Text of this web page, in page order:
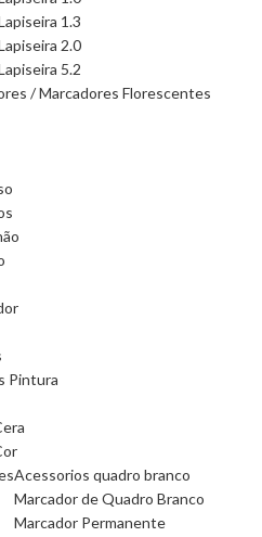
1.3
2.0
5.2
/ Marcadores Florescentes
Pintura
Acessorios quadro branco
Marcador de Quadro Branco
Marcador Permanente